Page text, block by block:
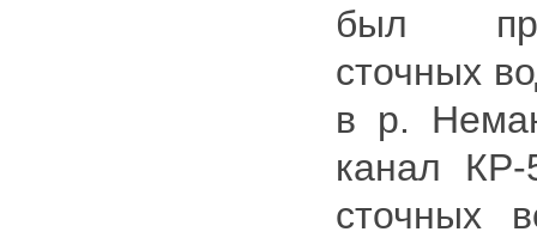
был
сточных
в р.
канал КР-
сточных